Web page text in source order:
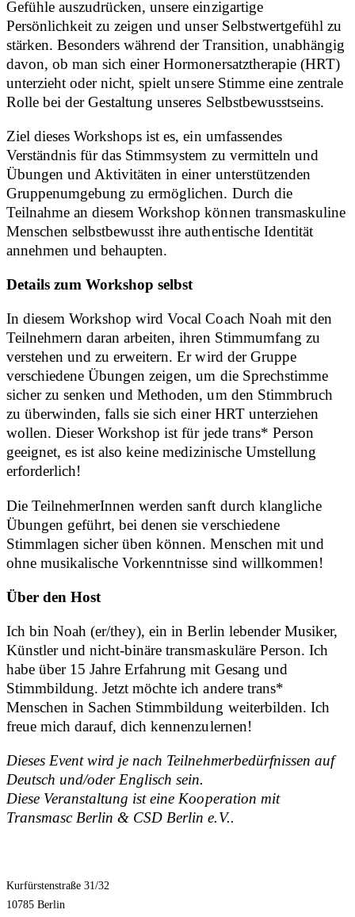
Gefühle auszudrücken, unsere einzigartige
Persönlichkeit zu zeigen und unser Selbstwertgefühl zu
stärken. Besonders während der Transition, unabhängig
davon, ob man sich einer Hormonersatztherapie (HRT)
unterzieht oder nicht, spielt unsere Stimme eine zentrale
Rolle bei der Gestaltung unseres Selbstbewusstseins.
Ziel dieses Workshops ist es, ein umfassendes
Verständnis für das Stimmsystem zu vermitteln und
Übungen und Aktivitäten in einer unterstützenden
Gruppenumgebung zu ermöglichen. Durch die
Teilnahme an diesem Workshop können transmaskuline
Menschen selbstbewusst ihre authentische Identität
annehmen und behaupten.
Details zum Workshop selbst
In diesem Workshop wird Vocal Coach Noah mit den
Teilnehmern daran arbeiten, ihren Stimmumfang zu
verstehen und zu erweitern. Er wird der Gruppe
verschiedene Übungen zeigen, um die Sprechstimme
sicher zu senken und Methoden, um den Stimmbruch
zu überwinden, falls sie sich einer HRT unterziehen
wollen. Dieser Workshop ist für jede trans* Person
geeignet, es ist also keine medizinische Umstellung
erforderlich!
Die TeilnehmerInnen werden sanft durch klangliche
Übungen geführt, bei denen sie verschiedene
Stimmlagen sicher üben können. Menschen mit und
ohne musikalische Vorkenntnisse sind willkommen!
Über den Host
Ich bin Noah (er/they), ein in Berlin lebender Musiker,
Künstler und nicht-binäre transmaskuläre Person. Ich
habe über 15 Jahre Erfahrung mit Gesang und
Stimmbildung. Jetzt möchte ich andere trans*
Menschen in Sachen Stimmbildung weiterbilden. Ich
freue mich darauf, dich kennenzulernen!
Dieses Event wird je nach Teilnehmerbedürfnissen auf
Deutsch und/oder Englisch sein.
Diese Veranstaltung ist eine Kooperation mit
Transmasc Berlin & CSD Berlin e.V..
Kurfürstenstraße 31/32
10785 Berlin